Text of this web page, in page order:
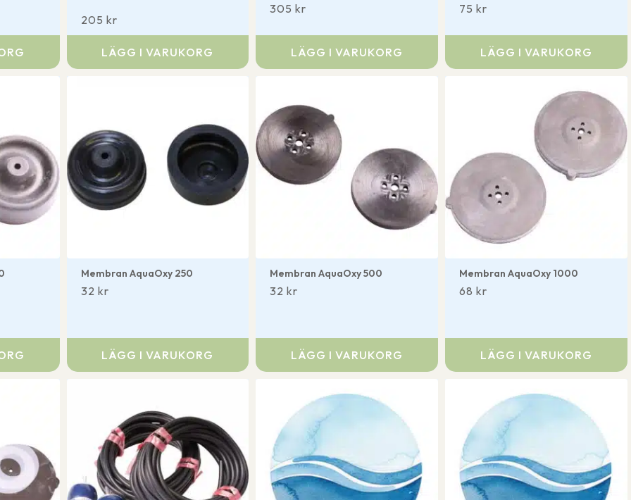
205 kr
LÄGG I VARUKORG
305kr
LÄGG I VARUKORG
75kr
LÄGG I VARUKORG
Membran AquaOxy 250
32 kr
LÄGG I VARUKORG
Membran AquaOxy 500
32kr
LÄGG I VARUKORG
Membran AquaOxy 1000
68kr
LÄGG I VARUKORG